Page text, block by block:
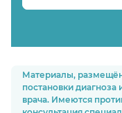
Материалы,
постановки
врача. Имеются